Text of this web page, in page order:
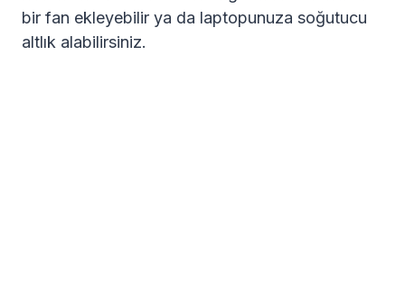
bir fan ekleyebilir ya da laptopunuza soğutucu
altlık alabilirsiniz.